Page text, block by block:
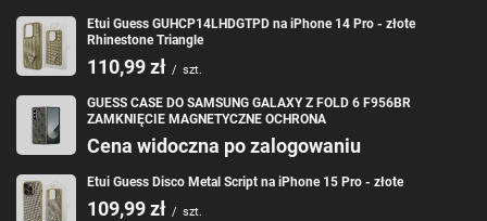
Etui Guess GUHCP14LHDGTPD na iPhone 14 Pro - złote
Rhinestone Triangle
110,99 zł / szt.
GUESS CASE DO SAMSUNG GALAXY Z FOLD 6 F956BR
ZAMKNIĘCIE MAGNETYCZNE OCHRONA
Cena widoczna po zalogowaniu
Etui Guess Disco Metal Script na iPhone 15 Pro - złote
109,99 zł / szt.